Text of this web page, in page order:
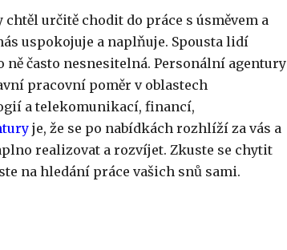
určitě chodit do práce s úsměvem a
uspokojuje a naplňuje. Spousta lidí
často nesnesitelná. Personální agentury
pracovní poměr v oblastech
a telekomunikací, financí,
je, že se po nabídkách rozhlíží za vás a
realizovat a rozvíjet. Zkuste se chytit
na hledání práce vašich snů sami.